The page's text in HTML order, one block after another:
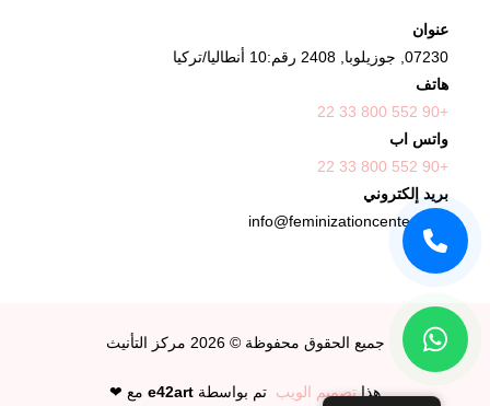
عنوان
07230, جوزيلوبا, 2408 رقم:10 أنطاليا/تركيا
هاتف
+90 552 800 33 22
واتس اب
+90 552 800 33 22
بريد إلكتروني
info@feminizationcenter.com
جميع الحقوق محفوظة © 2026 مركز التأنيث
هذاتصميم الويب تم بواسطة e42art مع ❤